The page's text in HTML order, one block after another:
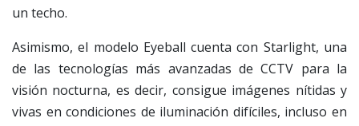
un techo.
Asimismo, el modelo Eyeball cuenta con Starlight, una
de las tecnologías más avanzadas de CCTV para la
visión nocturna, es decir, consigue imágenes nítidas y
vivas en condiciones de iluminación difíciles, incluso en